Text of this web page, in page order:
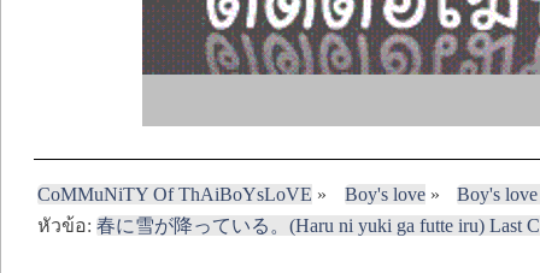
CoMMuNiTY Of ThAiBoYsLoVE » Boy's love»
Boy's
หัวข้อ:春に雪が降っている。(Haru ni yuki ga futte iru) Last